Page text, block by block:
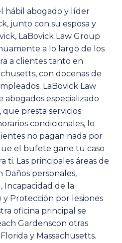
hábil abogado y líder
junto con su esposa y
LaBovick Law Group
a lo largo de los
a clientes tanto en
con docenas de
LaBovick Law
especializado
presta servicios
condicionales, lo
no pagan nada por
el bufete gane tu caso
ti. Las principales áreas de
Daños personales,
, Incapacidad de la
y Protección por lesiones
oficina principal se
Gardenscon otras
y Massachusetts.